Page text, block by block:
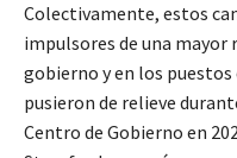
Colectivamente, estos
impulsores de una
gobierno y en los puestos
pusieron de relieve
Centro de Gobierno en